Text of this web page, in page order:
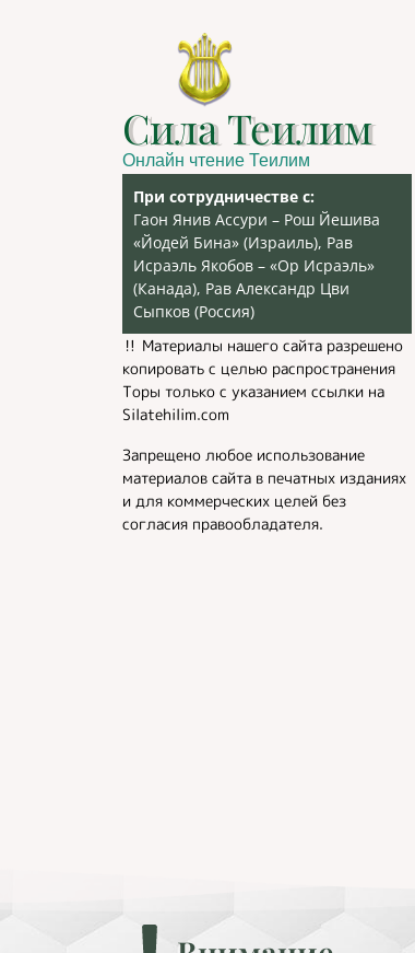
Сила Теилим
Онлайн чтение Теилим
При сотрудничестве с:
Гаон Янив Ассури – Рош Йешива
«Йодей Бина» (Израиль), Рав
Исраэль Якобов – «Ор Исраэль»
(Канада), Рав Александр Цви
Сыпков (Россия)
‼️ Материалы нашего сайта разрешено
копировать с целью распространения
Торы только с указанием ссылки на
Silatehilim.com
Запрещено любое использование
материалов сайта в печатных изданиях
и для коммерческих целей без
согласия правообладателя.